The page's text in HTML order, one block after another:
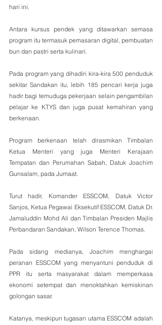
hari ini.
Antara kursus pendek yang ditawarkan semasa
program itu termasuk pemasaran digital, pembuatan
bun dan pastri serta kulinari.
Pada program yang dihadiri kira-kira 500 penduduk
sekitar Sandakan itu, lebih 185 pencari kerja juga
hadir bagi temuduga pekerjaan selain pengambilan
pelajar ke KTYS dan juga pusat kemahiran yang
berkenaan.
Program berkenaan telah dirasmikan Timbalan
Ketua Menteri yang juga Menteri Kerajaan
Tempatan dan Perumahan Sabah, Datuk Joachim
Gunsalam, pada Jumaat.
Turut hadir, Komander ESSCOM, Datuk Victor
Sanjos, Ketua Pegawai Eksekutif ESSCOM, Datuk Dr.
Jamaluddin Mohd Ali dan Timbalan Presiden Majlis
Perbandaran Sandakan, Wilson Terence Thomas.
Pada sidang medianya, Joachim menghargai
peranan ESSCOM yang menyantuni penduduk di
PPR itu serta masyarakat dalam memperkasa
ekonomi setempat dan menoktahkan kemiskinan
golongan sasar.
Katanya, meskipun tugasan utama ESSCOM adalah